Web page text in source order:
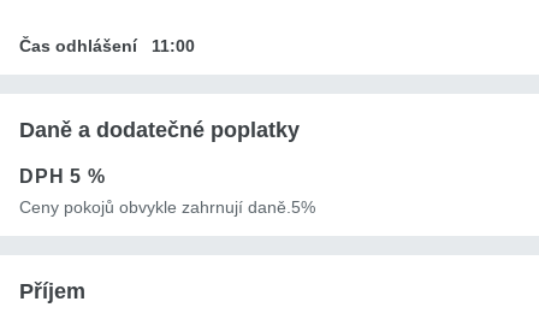
Čas odhlášení 11:00
Daně a dodatečné poplatky
DPH5 %
Ceny pokojů obvykle zahrnují daně.5%
Příjem